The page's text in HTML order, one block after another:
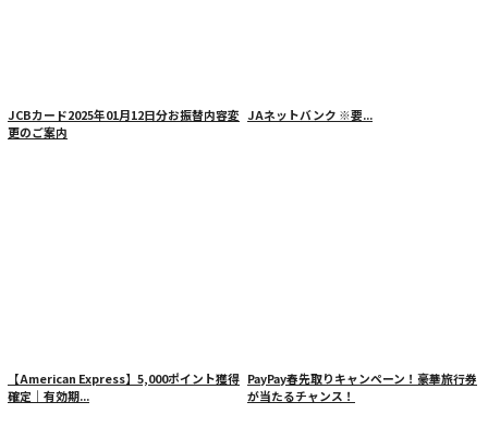
JCBカード2025年01月12日分お振替内容変
更のご案内
JAネットバンク ※要...
【American Express】5,000ポイント獲得
確定｜有効期...
PayPay春先取りキャンペーン！豪華旅行券
が当たるチャンス！